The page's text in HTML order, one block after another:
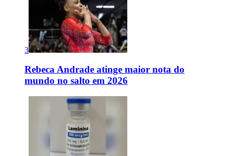
3
Rebeca Andrade atinge maior nota do
mundo no salto em 2026